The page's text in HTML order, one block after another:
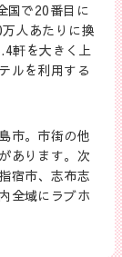
国で20番目に
人あたりに換
軒を大きく上
ルを利用する
市。市街の他
あります。次
宿市、志布志
全域にラブホ